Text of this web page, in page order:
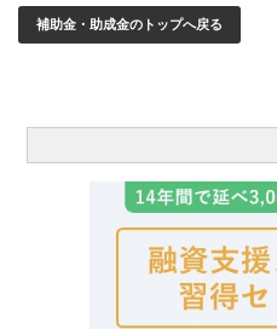
補助金・助成金のトップへ戻る